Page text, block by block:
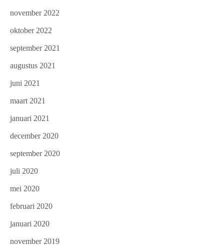
november 2022
oktober 2022
september 2021
augustus 2021
juni 2021
maart 2021
januari 2021
december 2020
september 2020
juli 2020
mei 2020
februari 2020
januari 2020
november 2019